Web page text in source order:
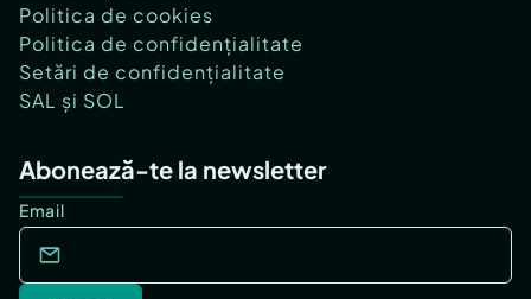
Politica de cookies
Politica de confidențialitate
Setări de confidențialitate
SAL și SOL
Abonează-te la newsletter
Email